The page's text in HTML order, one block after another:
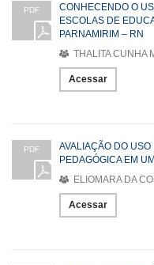
PDF
CONHECENDO O
ESCOLAS DE
PARNAMIRIM – RN
THALITA CUNHA
Acessar
PDF
AVALIAÇÃO DO
PEDAGÓGICA EM
ELIOMARA DA
Acessar